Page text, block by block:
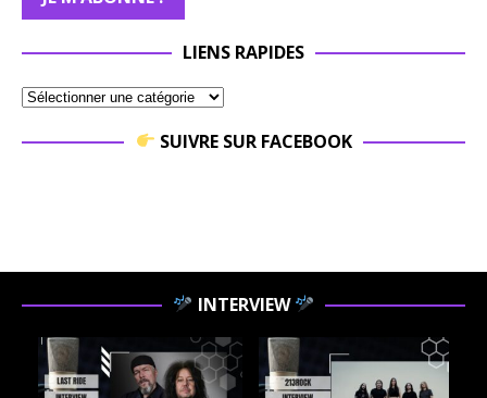
LIENS RAPIDES
SUIVRE SUR FACEBOOK
INTERVIEW